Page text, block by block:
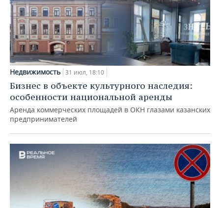
Недвижимость 31 июл, 18:10
Бизнес в объекте культурного наследия:
особенности национальной аренды
Аренда коммерческих площадей в ОКН глазами казанских
предпринимателей